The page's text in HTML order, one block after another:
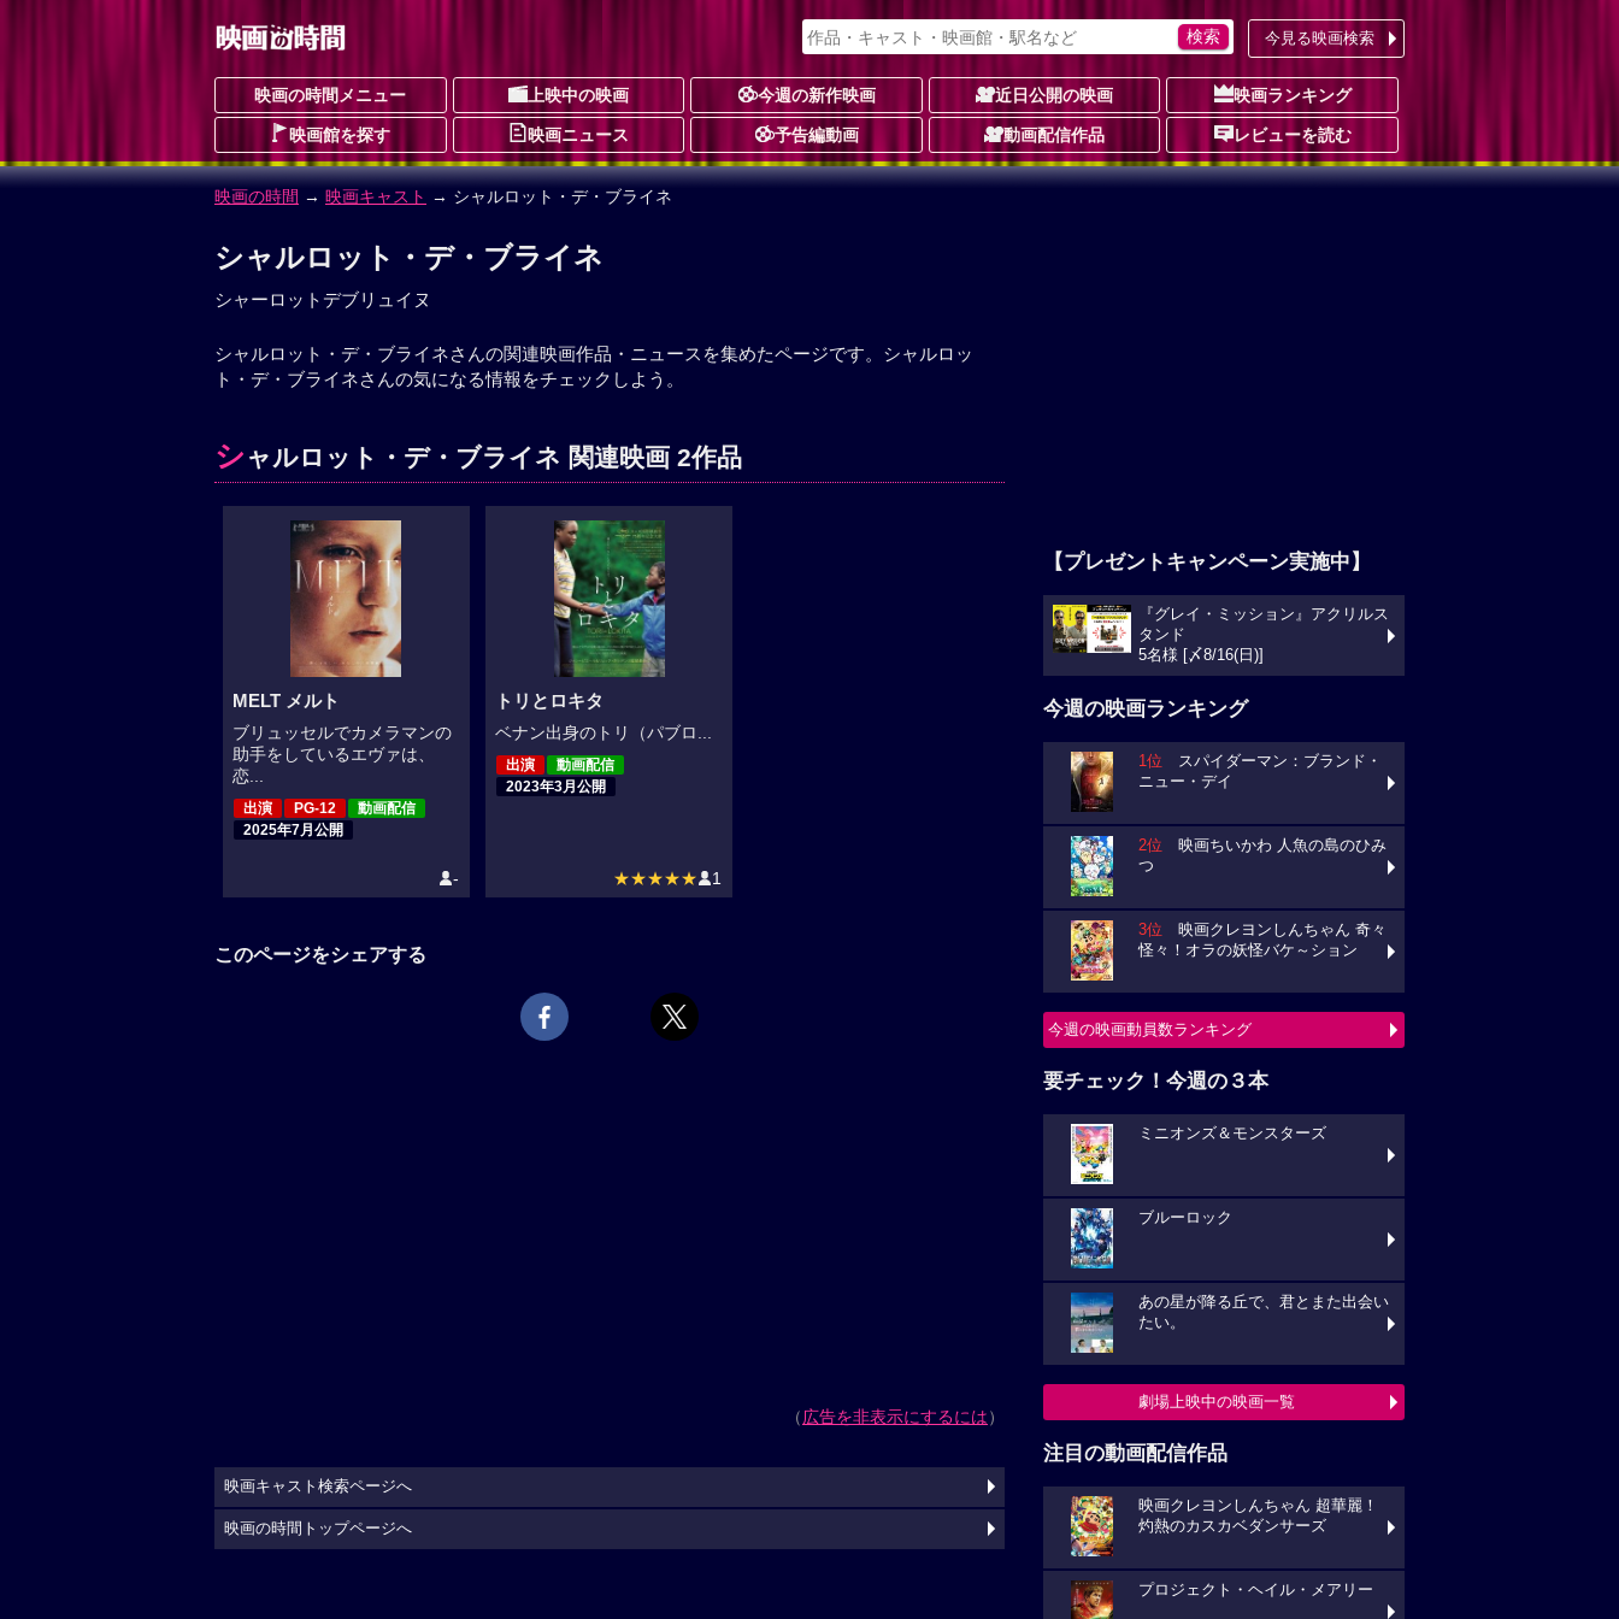
今見る映画検索
映画の時間メニュー 上映中の映画 今週の新作映画 近日公開の映画 映画ランキング
映画館を探す 映画ニュース 予告編動画 動画配信作品 レビューを読む
映画の時間 → 映画キャスト → シャルロット・デ・ブライネ
シャルロット・デ・ブライネ
シャーロットデブリュイヌ
シャルロット・デ・ブライネさんの関連映画作品・ニュースを集めたページです。シャルロッ
ト・デ・ブライネさんの気になる情報をチェックしよう。
シ ャルロット・デ・ブライネ 関連映画 2作品
MELT メルト
ブリュッセルでカメラマンの
助手をしているエヴァは、
恋...
出演 PG-12
動画配信
2025年7月公開
-
トリとロキタ
ベナン出身のトリ（パブロ...
出演
動画配信
2023年3月公開
★★★★★ 1
このページをシェアする
（広告を非表示にするには）
【プレゼントキャンペーン実施中】
『グレイ・ミッション』アクリルス
タンド
5名様 [〆8/16(日)]
今週の映画ランキング
1位 スパイダーマン：ブランド・
ニュー・デイ
2位 映画ちいかわ 人魚の島のひみ
つ
3位 映画クレヨンしんちゃん 奇々
怪々！オラの妖怪バケ～ション
今週の映画動員数ランキング
要チェック！今週の３本
ミニオンズ＆モンスターズ
ブルーロック
あの星が降る丘で、君とまた出会い
たい。
劇場上映中の映画一覧
注目の動画配信作品
映画クレヨンしんちゃん 超華麗！
灼熱のカスカベダンサーズ
プロジェクト・ヘイル・メアリー
映画キャスト検索ページへ
映画の時間トップページへ